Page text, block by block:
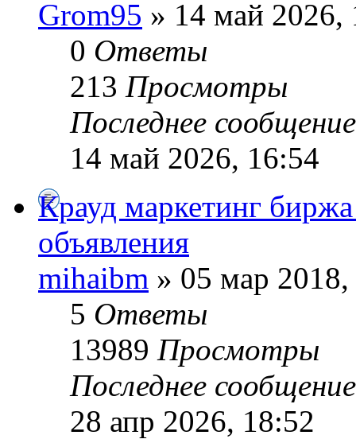
Grom95 » 14 май 2026,
0 Ответы
213 Просмотры
Последнее
14 май 2026, 16:54
Крауд маркетинг
объявления
mihaibm » 05 мар
5 Ответы
13989 Просмотры
Последнее
28 апр 2026, 18:52